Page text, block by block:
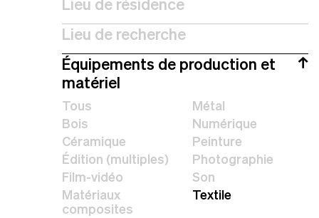
Lieu de recherche
Équipements de production et
matériel
↓
Tous
Bois
Céramique
Édition (multiples)
Film-vidéo
Matériaux
composites
Métal
Numérique
Peinture
Photographie
Son
Textile